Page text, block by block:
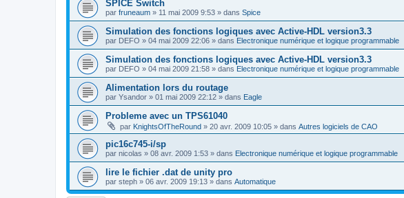
SPICE Switch
par fruneaum » 11 mai 2009 9:53 » dans Spice
Simulation des fonctions logiques avec Active-HDL version3.3
par DEFO » 04 mai 2009 22:06 » dans Electronique numérique et logique programmable
Simulation des fonctions logiques avec Active-HDL version3.3
par DEFO » 04 mai 2009 21:58 » dans Electronique numérique et logique programmable
Alimentation lors du routage
par Ysandor » 01 mai 2009 22:12 » dans Eagle
Probleme avec un TPS61040
par KnightsOfTheRound » 20 avr. 2009 10:05 » dans Autres logiciels de CAO
pic16c745-i/sp
par nicolas » 08 avr. 2009 1:53 » dans Electronique numérique et logique programmable
lire le fichier .dat de unity pro
par steph » 06 avr. 2009 19:13 » dans Automatique